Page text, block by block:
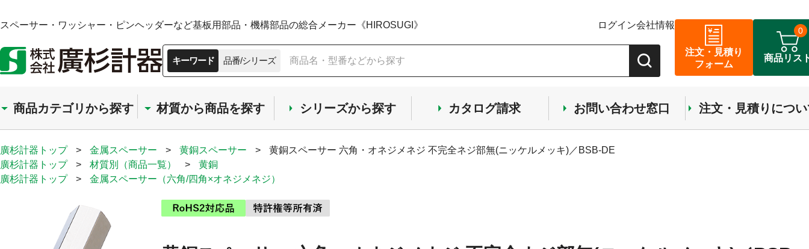
スペーサー・ワッシャー・ピンヘッダーなど基板用部品・機構部品の総合メーカー《HIROSUGI》 ログイン会社情報
キーワード 品番/シリーズ
注文・見積り
フォーム
商品リス
0
商品カテゴリから探す 材質から商品を探す シリーズから探す カタログ請求 お問い合わせ窓口 注文・見積りにつ
廣杉計器トップ > 金属スペーサー > 黄銅スペーサー >
黄銅スペーサー 六角・オネジメネジ 不完全ネジ部無(ニッケルメッキ)／BSB-DE
廣杉計器トップ
> 材質別（商品一覧） >
黄銅
廣杉計器トップ
> 金属スペーサー（六角/四角×オネジメネジ）